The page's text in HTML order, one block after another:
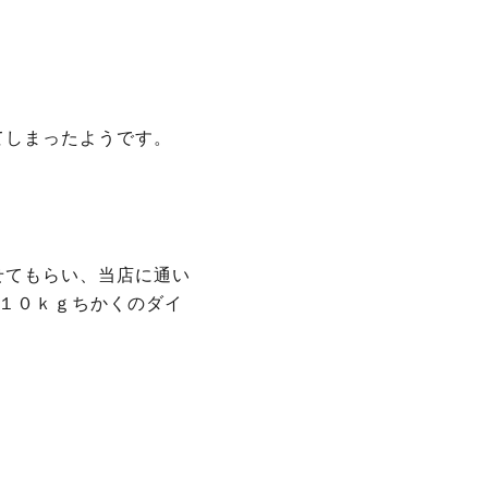
まったようです。
もらい、当店に通い
０ｋｇちかくのダイ